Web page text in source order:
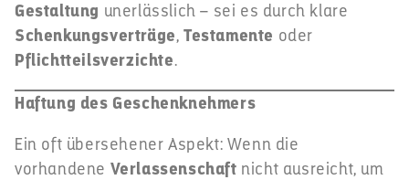
Gestaltung unerlässlich – sei es durch klare
Schenkungsverträge,Testamente oder
Pflichtteilsverzichte.
Haftung des Geschenknehmers
Ein oft übersehener Aspekt: Wenn die
vorhandene Verlassenschaft nicht ausreicht, um